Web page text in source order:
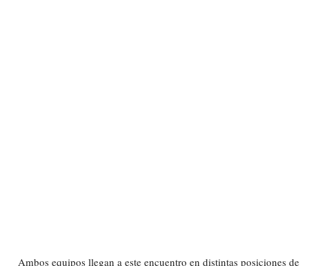
Ambos equipos llegan a este encuentro en distintas posiciones de